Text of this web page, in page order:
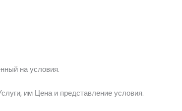
наусловия.
им Ценаи представлениеусловия.